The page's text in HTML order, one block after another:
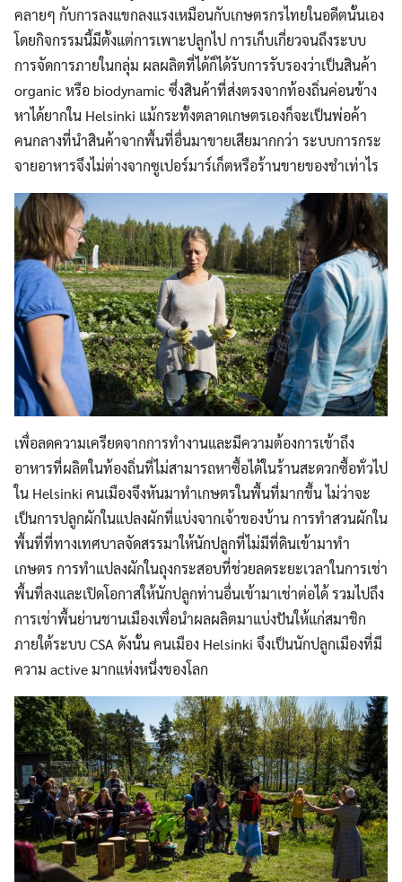
คลายๆ กับการลงแขกลงแรงเหมือนกับเกษตรกรไทยในอดีตนั้นเอง
โดยกิจกรรมนี้มีตั้งแต่การเพาะปลูกไป การเก็บเกี่ยวจนถึงระบบ
การจัดการภายในกลุ่ม ผลผลิตที่ได้ก็ได้รับการรับรองว่าเป็นสินค้า
organic หรือ biodynamic ซึ่งสินค้าที่ส่งตรงจากท้องถิ่นค่อนข้าง
หาได้ยากใน Helsinki แม้กระทั้งตลาดเกษตรเองก็จะเป็นพ่อค้า
คนกลางที่นำสินค้าจากพื้นที่อื่นมาขายเสียมากกว่า ระบบการกระ
จายอาหารจึงไม่ต่างจากซูเปอร์มาร์เก็ตหรือร้านขายของชำเท่าไร
เพื่อลดความเครียดจากการทำงานและมีความต้องการเข้าถึง
อาหารที่ผลิตในท้องถิ่นที่ไม่สามารถหาซื้อได้ในร้านสะดวกซื้อทั่วไป
ใน Helsinki คนเมืองจึงหันมาทำเกษตรในพื้นที่มากขึ้น ไม่ว่าจะ
เป็นการปลูกผักในแปลงผักที่แบ่งจากเจ้าของบ้าน การทำสวนผักใน
พื้นที่ที่ทางเทศบาลจัดสรรมาให้นักปลูกที่ไม่มีที่ดินเข้ามาทำ
เกษตร การทำแปลงผักในถุงกระสอบที่ช่วยลดระยะเวลาในการเช่า
พื้นที่ลงและเปิดโอกาสให้นักปลูกท่านอื่นเข้ามาเช่าต่อได้ รวมไปถึง
การเช่าพื้นย่านชานเมืองเพื่อนำผลผลิตมาแบ่งปันให้แก่สมาชิก
ภายใต้ระบบ CSA ดังนั้น คนเมือง Helsinki จึงเป็นนักปลูกเมืองที่มี
ความ active มากแห่งหนึ่งของโลก